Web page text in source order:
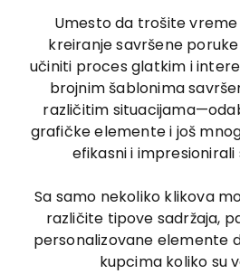
Umesto da trošite vreme
kreiranje savršene
učiniti proces glatkim i
brojnim šablonima
različitim
grafičke elemente i još
efikasni i impresionirali
Sa samo nekoliko klikova
različite tipove sadržaja,
personalizovane elemente
kupcima koliko su